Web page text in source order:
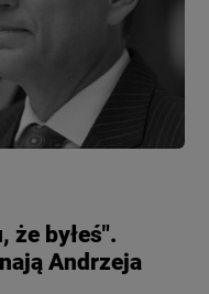
że byłeś".
Andrzeja